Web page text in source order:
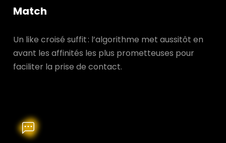
Match
Un like croisé suffit : l’algorithme met aussitôt en
avant les affinités les plus prometteuses pour
faciliter la prise de contact.